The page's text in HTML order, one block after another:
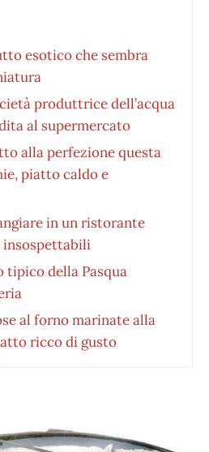
esotico che sembra
produttrice dell’acqua
al supermercato
alla perfezione questa
piatto caldo e
in un ristorante
insospettabili
tipico della Pasqua
al forno marinate alla
ricco di gusto